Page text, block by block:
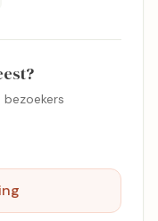
bezoekers